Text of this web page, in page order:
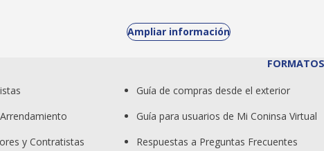
Ampliar información
y Contratistas
Guía de compras desde el exterior
Guía para usuarios de Mi Coninsa Virtual
Respuestas a Preguntas Frecuentes